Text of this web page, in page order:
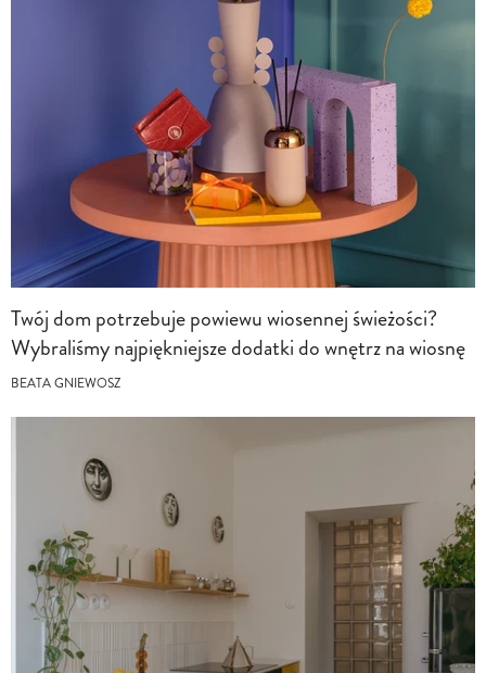
Twój dom potrzebuje powiewu wiosennej świeżości?
Wybraliśmy najpiękniejsze dodatki do wnętrz na wiosnę
BEATA GNIEWOSZ